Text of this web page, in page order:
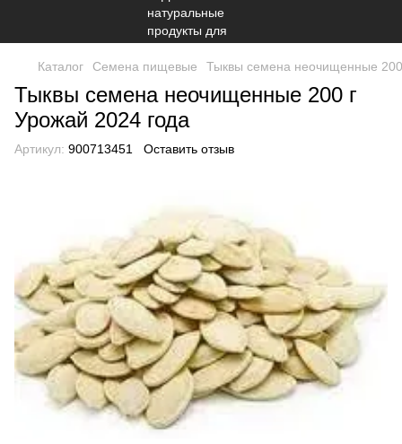
Каталог Семена пищевые Тыквы семена неочищенные
Тыквы семена неочищенные 200 г
Урожай 2024 года
Артикул: 900713451 Оставить отзыв